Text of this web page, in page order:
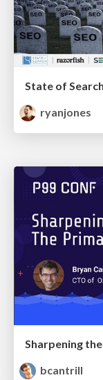
ryanjones
Sharpening
bcantrill